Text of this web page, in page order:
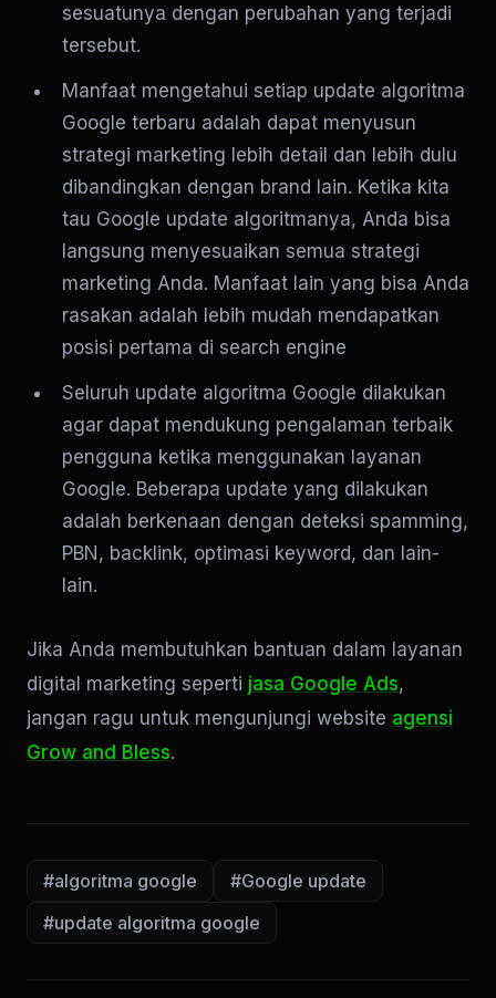
sesuatunya dengan perubahan yang terjadi
tersebut.
Manfaat mengetahui setiap update algoritma
Google terbaru adalah dapat menyusun
strategi marketing lebih detail dan lebih dulu
dibandingkan dengan brand lain. Ketika kita
tau Google update algoritmanya, Anda bisa
langsung menyesuaikan semua strategi
marketing Anda. Manfaat lain yang bisa Anda
rasakan adalah lebih mudah mendapatkan
posisi pertama di search engine
Seluruh update algoritma Google dilakukan
agar dapat mendukung pengalaman terbaik
pengguna ketika menggunakan layanan
Google. Beberapa update yang dilakukan
adalah berkenaan dengan deteksi spamming,
PBN, backlink, optimasi keyword, dan lain-
lain.
Jika Anda membutuhkan bantuan dalam layanan
digital marketing seperti jasa Google Ads,
jangan ragu untuk mengunjungi website agensi
Grow and Bless.
#algoritma google
#Google update
#update algoritma google